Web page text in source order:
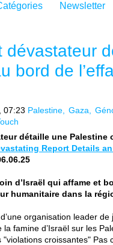
Newsletter
dévastateur
bord de
07:23 Palestine Gaza
détaille une Palestine
Report Details
d’Israël qui affame et
humanitaire dans la
organisation leader
famine d’Israël sur les
"violations croissantes"